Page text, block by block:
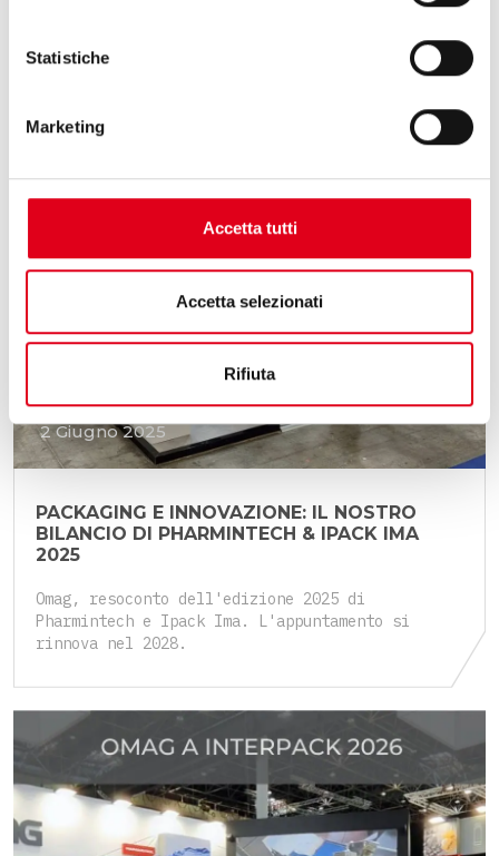
Statistiche
Marketing
Accetta tutti
Accetta selezionati
Rifiuta
2 Giugno 2025
PACKAGING E INNOVAZIONE: IL NOSTRO
BILANCIO DI PHARMINTECH & IPACK IMA
2025
Omag, resoconto dell'edizione 2025 di
Pharmintech e Ipack Ima. L'appuntamento si
rinnova nel 2028.